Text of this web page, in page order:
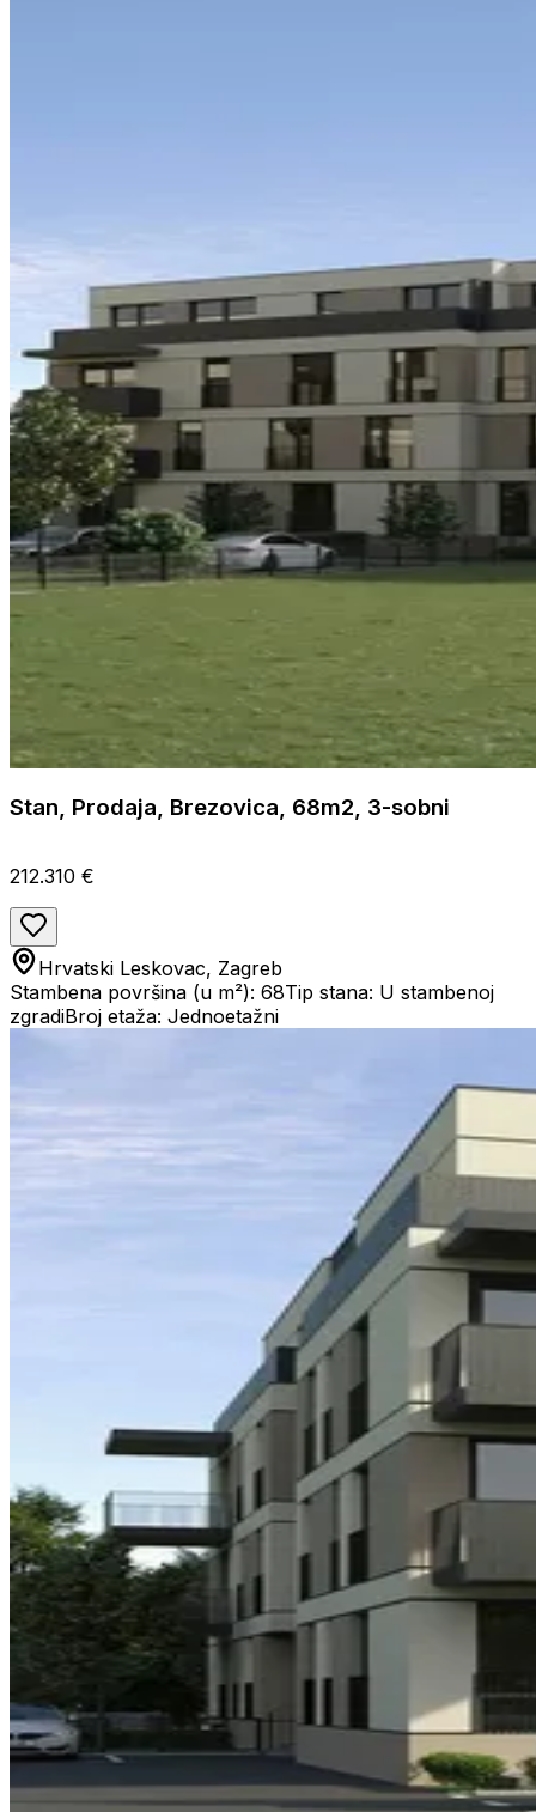
Stan, Prodaja, Brezovica, 68m2, 3-sobni
212.310 €
Hrvatski Leskovac, Zagreb
Stambena površina (u m²): 68Tip stana: U stambenoj
zgradiBroj etaža: Jednoetažni